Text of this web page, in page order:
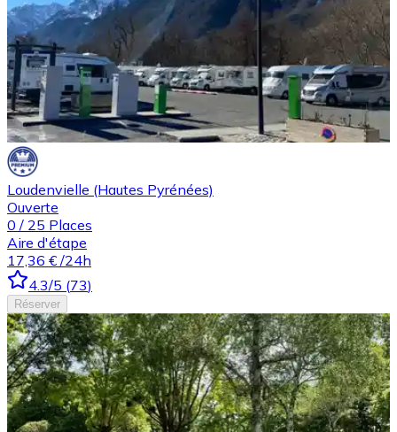
Loudenvielle (Hautes Pyrénées)
Ouverte
0 / 25 Places
Aire d'étape
17,36 € /24h
4.3/5 (73)
Réserver